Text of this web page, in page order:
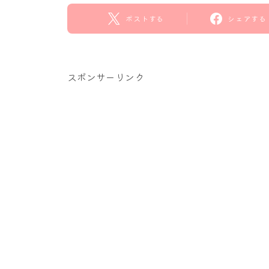
ポストする シェアする
スポンサーリンク